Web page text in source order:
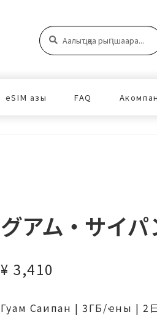
Аԥшаара:
Аԥшаара
eSIM азы FAQ
グアム・サイ
¥ 3,410
Гуам Саипан | 3ГБ/ҽны | 2